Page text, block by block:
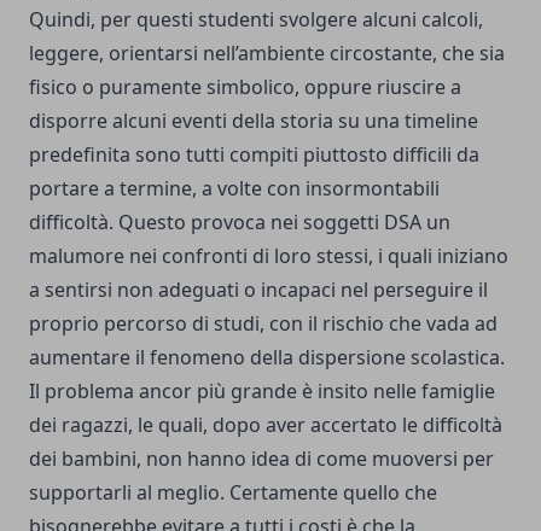
Quindi, per questi studenti svolgere alcuni calcoli,
leggere, orientarsi nell’ambiente circostante, che sia
fisico o puramente simbolico, oppure riuscire a
disporre alcuni eventi della storia su una timeline
predefinita sono tutti compiti piuttosto difficili da
portare a termine, a volte con insormontabili
difficoltà. Questo provoca nei soggetti DSA un
malumore nei confronti di loro stessi, i quali iniziano
a sentirsi non adeguati o incapaci nel perseguire il
proprio percorso di studi, con il rischio che vada ad
aumentare il fenomeno della dispersione scolastica.
Il problema ancor più grande è insito nelle famiglie
dei ragazzi, le quali, dopo aver accertato le difficoltà
dei bambini, non hanno idea di come muoversi per
supportarli al meglio. Certamente quello che